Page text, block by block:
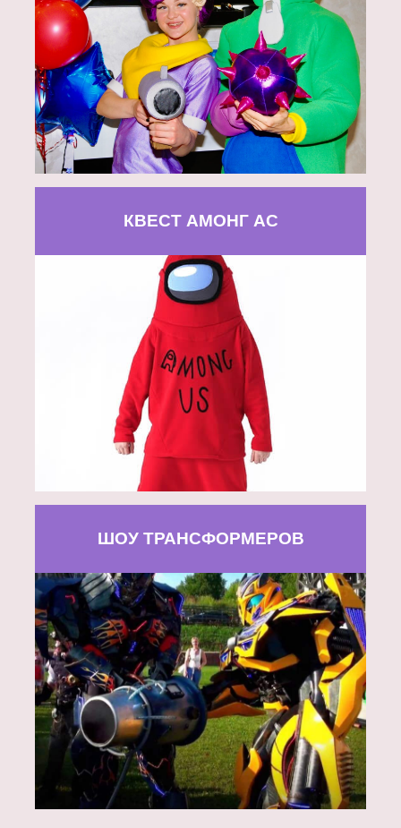
КВЕСТ АМОНГ АС
ШОУ ТРАНСФОРМЕРОВ